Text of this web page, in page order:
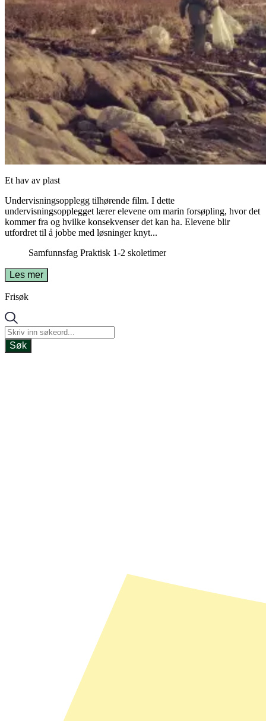
Et hav av plast
Undervisningsopplegg tilhørende film. I dette
undervisningsopplegget lærer elevene om marin forsøpling, hvor det
kommer fra og hvilke konsekvenser det kan ha. Elevene blir
utfordret til å jobbe med løsninger knyt...
Samfunnsfag Praktisk 1-2 skoletimer
Les mer
Frisøk
Søk